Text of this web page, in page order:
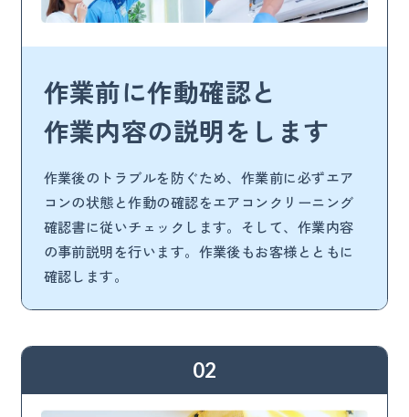
作業前に作動確認と
作業内容の説明をします
作業後のトラブルを防ぐため、作業前に必ずエア
コンの状態と作動の確認をエアコンクリーニング
確認書に従いチェックします。そして、作業内容
の事前説明を行います。作業後もお客様とともに
確認します。
02